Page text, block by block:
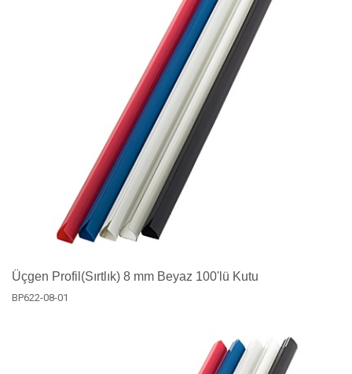
Üçgen Profil(Sırtlık) 8 mm Beyaz 100'lü Kutu
BP622-08-01